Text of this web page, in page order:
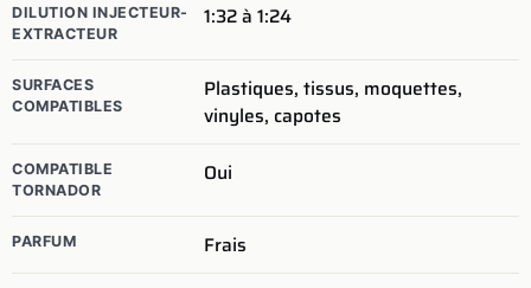
DILUTION INJECTEUR-
EXTRACTEUR
1:32 à 1:24
SURFACES
COMPATIBLES
Plastiques, tissus, moquettes,
vinyles, capotes
COMPATIBLE
TORNADOR
Oui
PARFUM Frais